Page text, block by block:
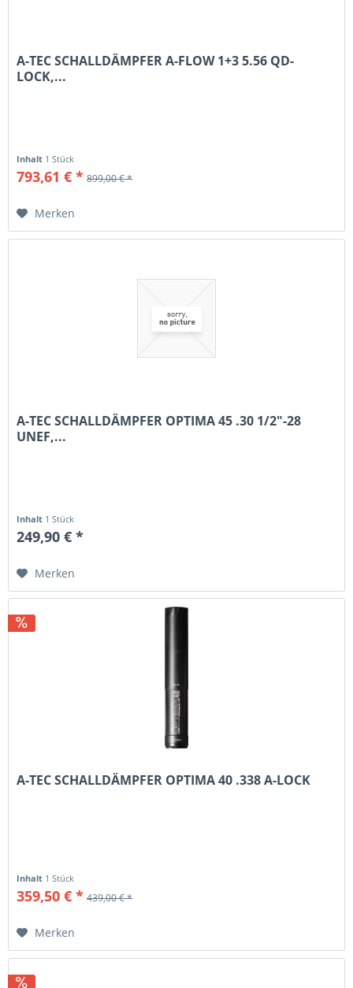
A-TEC SCHALLDÄMPFER A-FLOW 1+3 5.56 QD-
LOCK,...
Inhalt 1 Stück
793,61 € * 899,00 € *
Merken
A-TEC SCHALLDÄMPFER OPTIMA 45 .30 1/2"-28
UNEF,...
Inhalt 1 Stück
249,90 € *
Merken
A-TEC SCHALLDÄMPFER OPTIMA 40 .338 A-LOCK
Inhalt 1 Stück
359,50 € * 439,00 € *
Merken